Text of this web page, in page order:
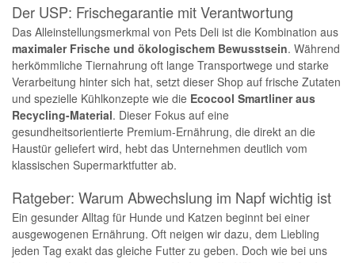
Der USP: Frischegarantie mit Verantwortung
Das Alleinstellungsmerkmal von Pets Deli ist die Kombination aus
maximaler Frische und ökologischem Bewusstsein. Während
herkömmliche Tiernahrung oft lange Transportwege und starke
Verarbeitung hinter sich hat, setzt dieser Shop auf frische Zutaten
und spezielle Kühlkonzepte wie die Ecocool Smartliner aus
Recycling-Material. Dieser Fokus auf eine
gesundheitsorientierte Premium-Ernährung, die direkt an die
Haustür geliefert wird, hebt das Unternehmen deutlich vom
klassischen Supermarktfutter ab.
Ratgeber: Warum Abwechslung im Napf wichtig ist
Ein gesunder Alltag für Hunde und Katzen beginnt bei einer
ausgewogenen Ernährung. Oft neigen wir dazu, dem Liebling
jeden Tag exakt das gleiche Futter zu geben. Doch wie bei uns